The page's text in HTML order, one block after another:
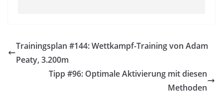
Trainingsplan #144: Wettkampf-Training von Adam
Peaty, 3.200m
Tipp #96: Optimale Aktivierung mit diesen
Methoden